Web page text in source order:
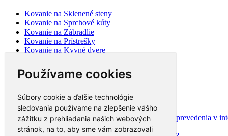
Používame cookies
Súbory cookie a ďalšie technológie
sledovania používame na zlepšenie vášho
zážitku z prehliadania našich webových
stránok, na to, aby sme vám zobrazovali
Kovanie na Sklenené steny
Kovanie na Sprchové kúty
Kovanie na Zábradlie
Kovanie na Prístrešky
Kovanie na Kyvné dvere
Kovanie na sklo 2
Mýty a fakty o plastových oknách
Moderné schodisko: Spoznajte rôzne možnosti prevedenia v
Ako najlepšie opticky zväčšiť priestor?